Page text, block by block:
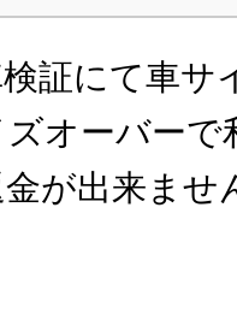
証にて車サ
オーバーで
が出来ませ